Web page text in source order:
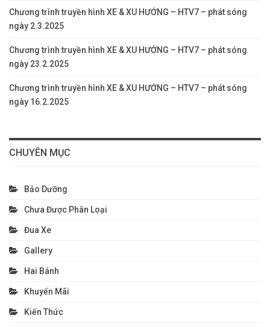
Chương trình truyền hình XE & XU HƯỚNG – HTV7 – phát sóng
ngày 2.3.2025
Chương trình truyền hình XE & XU HƯỚNG – HTV7 – phát sóng
ngày 23.2.2025
Chương trình truyền hình XE & XU HƯỚNG – HTV7 – phát sóng
ngày 16.2.2025
CHUYÊN MỤC
Bảo Dưỡng
Chưa Được Phân Loại
Đua Xe
Gallery
Hai Bánh
Khuyến Mãi
Kiến Thức